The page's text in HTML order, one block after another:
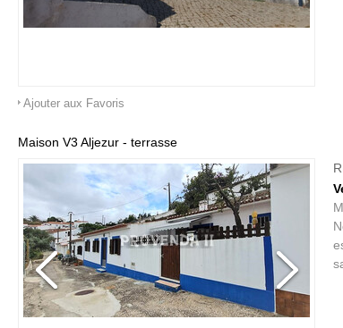
Ajouter aux Favoris
Maison V3 Aljezur - terrasse